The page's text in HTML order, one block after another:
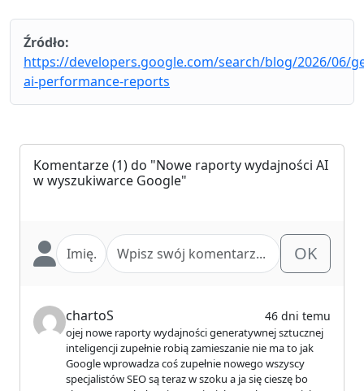
Źródło:
https://developers.google.com/search/blog/2026/06/
ai-performance-reports
Komentarze(1) do "Nowe raporty wydajności AI
w wyszukiwarce Google"
OK
chartoS 46 dni temu
ojej nowe raporty wydajności generatywnej sztucznej
inteligencji zupełnie robią zamieszanie nie ma to jak
Google wprowadza coś zupełnie nowego wszyscy
specjalistów SEO są teraz w szoku a ja się cieszę bo